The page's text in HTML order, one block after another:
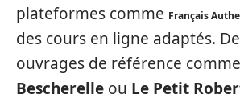
plateformes comme Français
des cours en ligne adaptés.
ouvrages de référence
Bescherelle ou Le Petit